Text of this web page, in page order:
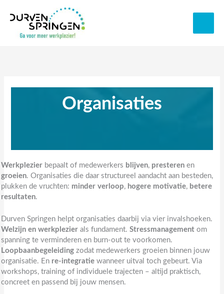
naar
inhoud
Organisaties
Werkplezier bepaalt of medewerkers blijven, presteren en
groeien. Organisaties die daar structureel aandacht aan besteden,
plukken de vruchten: minder verloop, hogere motivatie, betere
resultaten.
Durven Springen helpt organisaties daarbij via vier invalshoeken.
Welzijn en werkplezier als fundament.Stressmanagement om
spanning te verminderen en burn-out te voorkomen.
Loopbaanbegeleiding zodat medewerkers groeien binnen jouw
organisatie. En re-integratie wanneer uitval toch gebeurt. Via
workshops, training of individuele trajecten – altijd praktisch,
concreet en passend bij jouw mensen.